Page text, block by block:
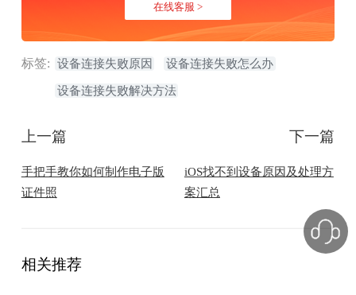
在线客服 >
标签: 设备连接失败原因 设备连接失败怎么办
设备连接失败解决方法
上一篇
手把手教你如何制作电子版
证件照
下一篇
iOS找不到设备原因及处理方
案汇总
相关推荐